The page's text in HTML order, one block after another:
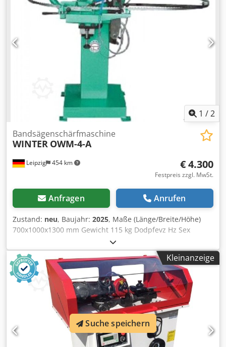
1 /2
Leipzig 454 km
Bandsägenschärfmaschine
WINTER OWM-4-A
€ 4.300
Festpreis zzgl. MwSt.
Anfragen Anrufen
Zustand: neu, Baujahr: 2025, Maße (Länge/Breite/Höhe)
700x1000x1300 mm Gewicht 115 kg Dodpfevz Hz Sex
Abmock Gesamtleistungsbedarf 0,5 kw Sägeband
Schärfautomat OWM-4-A - automatischer Arbeitsablauf -
programmierbares Zähne Zählwerk mit automatischer
Abschaltung - Länge des Sägebandes 3 bis 5m - Zahnhöhe:
Dreieckzahn 4-12 mm - Wood-Mizer Profil 7-20 mm -
Gebrochener Zahn 4- 7 mm - Zahnabstand 5-30 mm -
Zahnprofile - Vorschubgeschwindigkeit 40 Zähne/min, auf
Sonderwunsch 60 Zähne/min - Motor Schleifscheibe 0,18
KW 400 V / 2800 U/min - Motor Vorschub 0,15 KW 380 V /
900 U/min - Schleifscheibe außen Ø 150 mm x 8 mm innen
Kleinanzeige
Suche speichern